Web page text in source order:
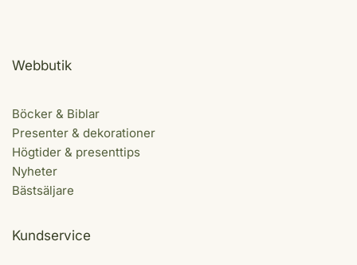
Webbutik
Böcker & Biblar
Presenter & dekorationer
Högtider & presenttips
Nyheter
Bästsäljare
Kundservice